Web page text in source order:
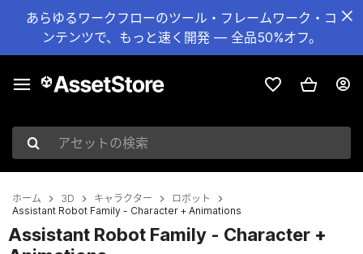
あらゆるワークフローのツール・フレームワーク・コ
ンテンツで、もっと速く開発 — 全品50%オフ。
アセットの検索
ホーム 3D キャラクター
ロボット
Assistant Robot Family - Character + Animations
Assistant Robot Family - Character +